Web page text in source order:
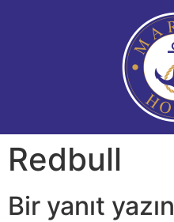
Redbull
Bir yanıt yazın